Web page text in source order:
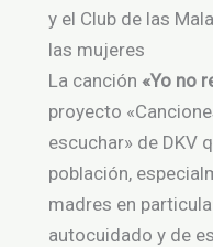
y el Club de las
las mujeres
La canción «Yo no
proyecto
escuchar» de DKV
población,
madres en
autocuidado y de